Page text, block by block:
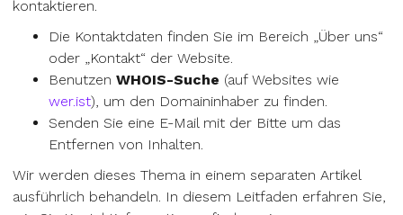
kontaktieren.
Die Kontaktdaten finden Sie im Bereich „Über uns“
oder „Kontakt“ der Website.
Benutzen WHOIS-Suche (auf Websites wie
wer.ist), um den Domaininhaber zu finden.
Senden Sie eine E-Mail mit der Bitte um das
Entfernen von Inhalten.
Wir werden dieses Thema in einem separaten Artikel
ausführlich behandeln. In diesem Leitfaden erfahren Sie,